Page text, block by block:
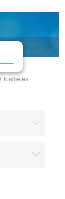
toalhetes